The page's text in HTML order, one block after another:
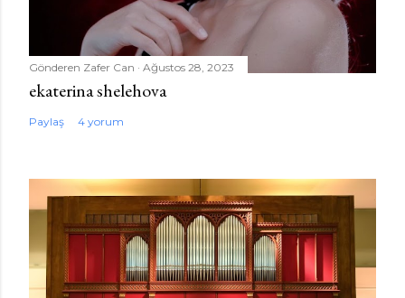
Gönderen Zafer Can Ağustos 28, 2023
ekaterina shelehova
Paylaş 4 yorum